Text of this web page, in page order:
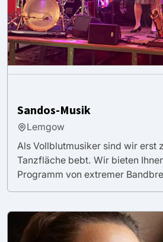
Sandos-Musik
Lemgow
Als Vollblutmusiker sind wir erst
Tanzfläche bebt. Wir bieten
Programm von extremer